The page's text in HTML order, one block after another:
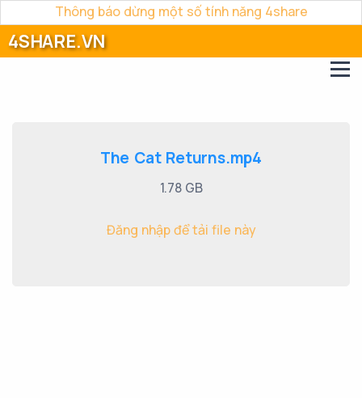
Thông báo dừng một số tính năng 4share
4SHARE.VN
The Cat Returns.mp4
1.78 GB
Đăng nhập để tải file này